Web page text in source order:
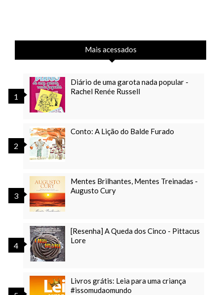
Mais acessados
Diário de uma garota nada popular -
Rachel Renée Russell
Conto: A Lição do Balde Furado
Mentes Brilhantes, Mentes Treinadas -
Augusto Cury
[Resenha] A Queda dos Cinco - Pittacus
Lore
Livros grátis: Leia para uma criança
#issomudaomundo